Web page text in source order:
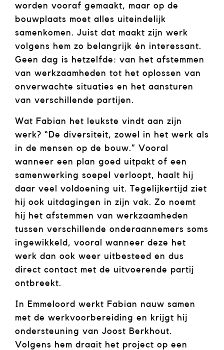
worden vooraf gemaakt, maar op de
bouwplaats moet alles uiteindelijk
samenkomen. Juist dat maakt zijn werk
volgens hem zo belangrijk én interessant.
Geen dag is hetzelfde: van het afstemmen
van werkzaamheden tot het oplossen van
onverwachte situaties en het aansturen
van verschillende partijen.
Wat Fabian het leukste vindt aan zijn
werk? “De diversiteit, zowel in het werk als
in de mensen op de bouw.” Vooral
wanneer een plan goed uitpakt of een
samenwerking soepel verloopt, haalt hij
daar veel voldoening uit. Tegelijkertijd ziet
hij ook uitdagingen in zijn vak. Zo noemt
hij het afstemmen van werkzaamheden
tussen verschillende onderaannemers soms
ingewikkeld, vooral wanneer deze het
werk dan ook weer uitbesteed en dus
direct contact met de uitvoerende partij
ontbreekt.
In Emmeloord werkt Fabian nauw samen
met de werkvoorbereiding en krijgt hij
ondersteuning van Joost Berkhout.
Volgens hem draait het project op een